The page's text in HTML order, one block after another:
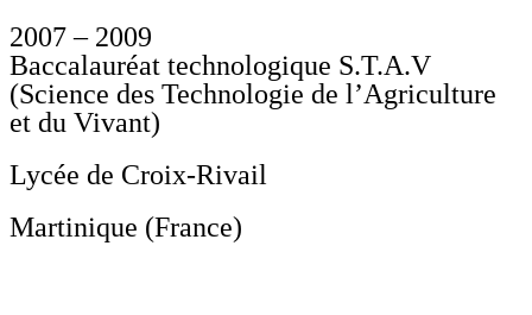
2007 – 2009
Baccalauréat technologique S.T.A.V
(Science des Technologie de l’Agriculture
et du Vivant)
Lycée de Croix-Rivail
Martinique (France)